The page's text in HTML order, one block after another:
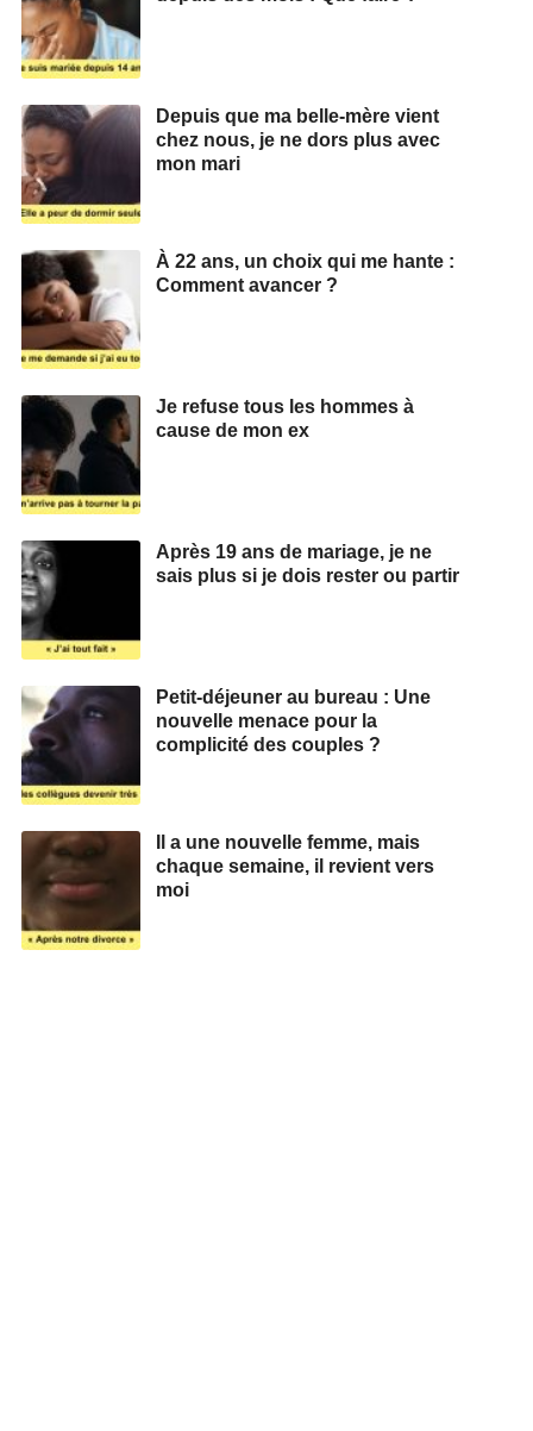
Depuis que ma belle-mère vient
chez nous, je ne dors plus avec
mon mari
À 22 ans, un choix qui me hante :
Comment avancer ?
Je refuse tous les hommes à
cause de mon ex
Après 19 ans de mariage, je ne
sais plus si je dois rester ou partir
Petit-déjeuner au bureau : Une
nouvelle menace pour la
complicité des couples ?
Il a une nouvelle femme, mais
chaque semaine, il revient vers
moi